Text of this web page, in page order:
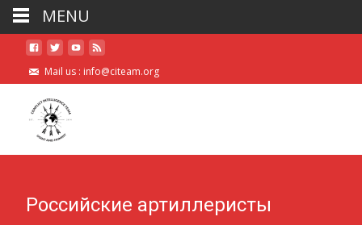
Mail us : info@citeam.org
Российские артиллеристы
MENU